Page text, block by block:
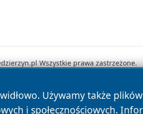
Używamy także
i społecznościowych.
Wszystkie prawa zastrzeżone.
Prywatności Polityka Cookies